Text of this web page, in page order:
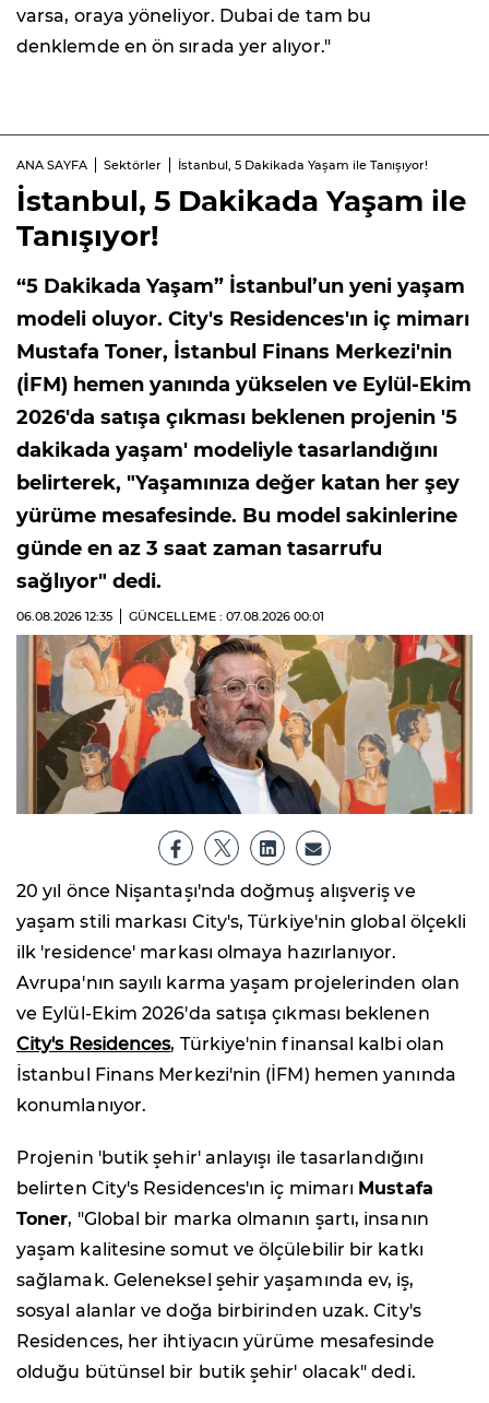
varsa, oraya yöneliyor. Dubai de tam bu
denklemde en ön sırada yer alıyor."
ANA SAYFA Sektörler İstanbul, 5 Dakikada Yaşam ile Tanışıyor!
İstanbul, 5 Dakikada Yaşam ile
Tanışıyor!
“5 Dakikada Yaşam” İstanbul’un yeni yaşam
modeli oluyor. City's Residences'ın iç mimarı
Mustafa Toner, İstanbul Finans Merkezi'nin
(İFM) hemen yanında yükselen ve Eylül-Ekim
2026'da satışa çıkması beklenen projenin '5
dakikada yaşam' modeliyle tasarlandığını
belirterek, "Yaşamınıza değer katan her şey
yürüme mesafesinde. Bu model sakinlerine
günde en az 3 saat zaman tasarrufu
sağlıyor" dedi.
06.08.2026 12:35 GÜNCELLEME : 07.08.2026 00:01
20 yıl önce Nişantaşı'nda doğmuş alışveriş ve
yaşam stili markası City's, Türkiye'nin global ölçekli
ilk 'residence' markası olmaya hazırlanıyor.
Avrupa'nın sayılı karma yaşam projelerinden olan
ve Eylül-Ekim 2026'da satışa çıkması beklenen
City's Residences, Türkiye'nin finansal kalbi olan
İstanbul Finans Merkezi'nin (İFM) hemen yanında
konumlanıyor.
Projenin 'butik şehir' anlayışı ile tasarlandığını
belirten City's Residences'ın iç mimarı Mustafa
Toner, "Global bir marka olmanın şartı, insanın
yaşam kalitesine somut ve ölçülebilir bir katkı
sağlamak. Geleneksel şehir yaşamında ev, iş,
sosyal alanlar ve doğa birbirinden uzak. City's
Residences, her ihtiyacın yürüme mesafesinde
olduğu bütünsel bir butik şehir' olacak" dedi.